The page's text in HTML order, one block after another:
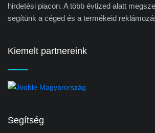
hirdetési piacon. A több évtized alatt
segítünk a céged és a termékeid
Kiemelt partnereink
Segítség